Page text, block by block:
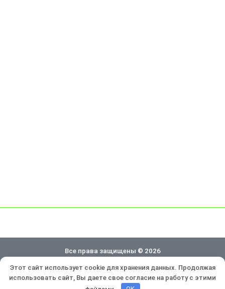
Все права защищены © 2026
Политика конфиденциальности
Этот сайт использует cookie для хранения данных. Продолжая
использовать сайт, Вы даете свое согласие на работу с этими